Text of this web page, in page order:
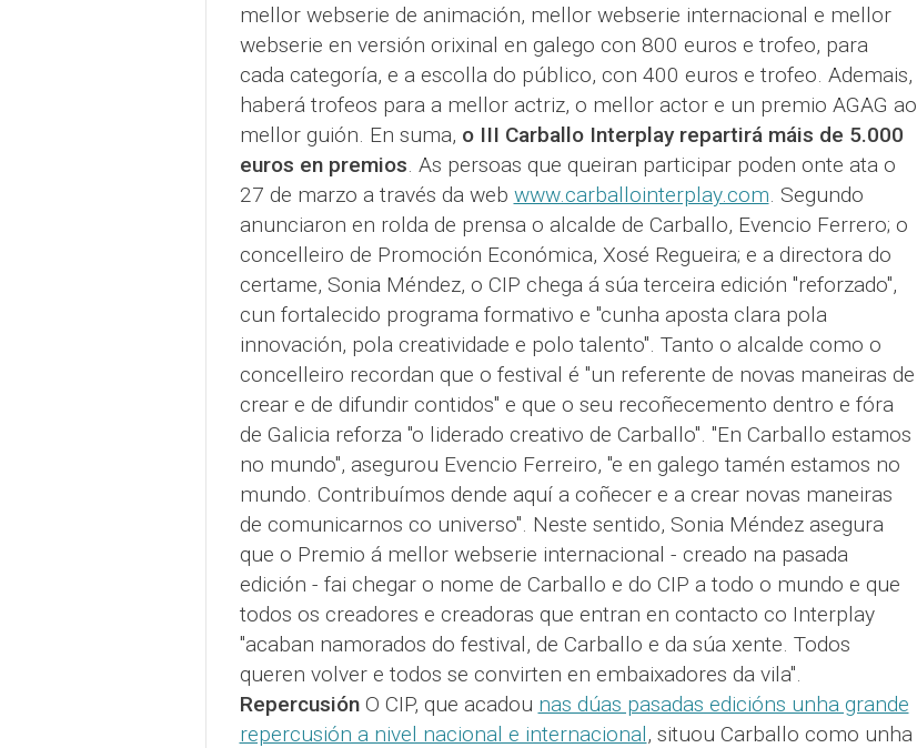
mellor webserie de animación, mellor webserie internacional e mellor
webserie en versión orixinal en galego con 800 euros e trofeo, para
cada categoría, e a escolla do público, con 400 euros e trofeo. Ademais,
haberá trofeos para a mellor actriz, o mellor actor e un premio AGAG ao
mellor guión. En suma, o III Carballo Interplay repartirá máis de 5.000
euros en premios. As persoas que queiran participar poden onte ata o
27 de marzo a través da web www.carballointerplay.com. Segundo
anunciaron en rolda de prensa o alcalde de Carballo, Evencio Ferrero; o
concelleiro de Promoción Económica, Xosé Regueira; e a directora do
certame, Sonia Méndez, o CIP chega á súa terceira edición "reforzado",
cun fortalecido programa formativo e "cunha aposta clara pola
innovación, pola creatividade e polo talento". Tanto o alcalde como o
concelleiro recordan que o festival é "un referente de novas maneiras de
crear e de difundir contidos" e que o seu recoñecemento dentro e fóra
de Galicia reforza "o liderado creativo de Carballo". "En Carballo estamos
no mundo", asegurou Evencio Ferreiro, "e en galego tamén estamos no
mundo. Contribuímos dende aquí a coñecer e a crear novas maneiras
de comunicarnos co universo". Neste sentido, Sonia Méndez asegura
que o Premio á mellor webserie internacional - creado na pasada
edición - fai chegar o nome de Carballo e do CIP a todo o mundo e que
todos os creadores e creadoras que entran en contacto co Interplay
"acaban namorados do festival, de Carballo e da súa xente. Todos
queren volver e todos se convirten en embaixadores da vila".
RepercusiónO CIP, que acadou nas dúas pasadas edicións unha grande
repercusión a nivel nacional e internacional, situou Carballo como unha